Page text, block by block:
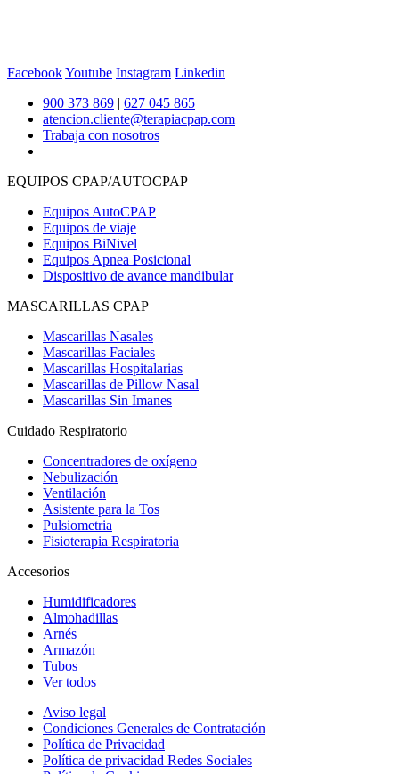
FacebookYoutube Instagram Linkedin
900 373 869 | 627 045 865
atencion.cliente@terapiacpap.com
Trabaja con nosotros
EQUIPOS CPAP/AUTOCPAP
Equipos AutoCPAP
Equipos de viaje
Equipos BiNivel
Equipos Apnea Posicional
Dispositivo de avance mandibular
MASCARILLAS CPAP
Mascarillas Nasales
Mascarillas Faciales
Mascarillas Hospitalarias
Mascarillas de Pillow Nasal
Mascarillas Sin Imanes
Cuidado Respiratorio
Concentradores de oxígeno
Nebulización
Ventilación
Asistente para la Tos
Pulsiometria
Fisioterapia Respiratoria
Accesorios
Humidificadores
Almohadillas
Arnés
Armazón
Tubos
Ver todos
Aviso legal
Condiciones Generales de Contratación
Política de Privacidad
Política de privacidad Redes Sociales